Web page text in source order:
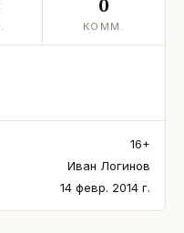
КОММ.
16+
Иван Логинов
14 февр. 2014 г.